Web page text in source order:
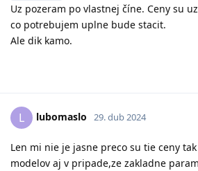
Uz pozeram po vlastnej číne. Ceny su
co potrebujem uplne bude stacit.
Ale dik kamo.
L lubomaslo 29. dub 2024
Len mi nie je jasne preco su tie ceny
modelov aj v pripade,ze zakladne